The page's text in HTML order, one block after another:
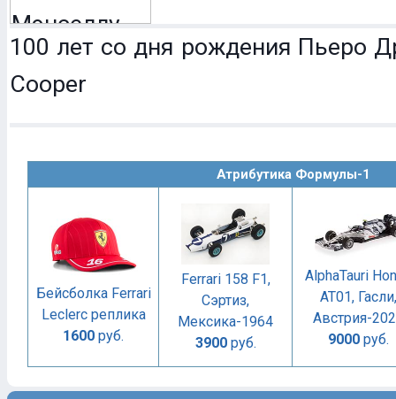
100 лет со дня рождения Пьеро
Cooper
Атрибутика Формулы-1
Бейсболка Ferrari
Leclerc реплика
1600 руб.
Ferrari 158 F1,
Сэртиз,
Мексика-1964
3900руб.
AlphaTauri
AT01, Гасли,
Австрия-
9000 руб.